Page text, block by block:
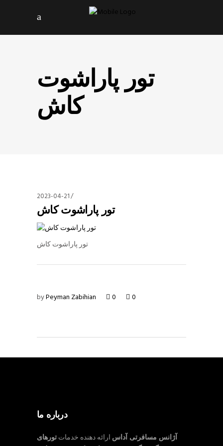
تور پاراشوت
کاش
2023-04-21
تور پاراشوت کاش
تور پاراشوت کاش
byPeyman Zabihian 0 0
درباره ما
آژانس مسافرتی آداس ارائه دهنده خدماتتورهای